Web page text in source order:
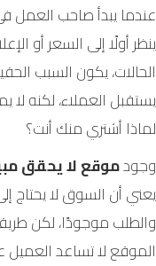
عندما يبدأ صاحب العمل
ينظر أولًا إلى السعر أو
الحالات، يكون السبب
يستقبل العملاء، لكنه
لماذا أشتري منك أنت؟
وجودموقع لا يحقق
يعني أن السوق لا يحتاج
والطلب موجودًا، لكن
الموقع لا تساعد العميل